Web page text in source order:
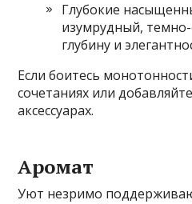
Глубокие
изумрудный,
глубину и
Если боитесь
сочетаниях или
аксессуарах.
Аромат
Уют незримо